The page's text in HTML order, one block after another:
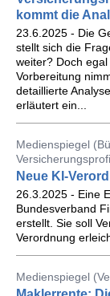
kommt die
23.6.2025 - Die
stellt sich die
weiter? Doch
Vorbereitung
detaillierte
erläutert ein...
Medienspiegel
Versicherungsprofi
Neue KI-
26.3.2025 - Eine
Bundesverband
erstellt. Sie soll
Verordnung
Medienspiegel